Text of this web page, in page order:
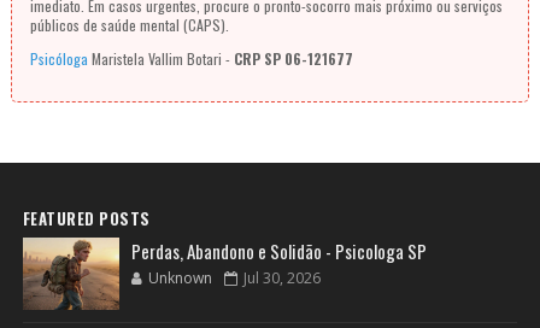
imediato. Em casos urgentes, procure o pronto-socorro mais próximo ou serviços
públicos de saúde mental (CAPS).
Psicóloga Maristela Vallim Botari - CRP SP 06-121677
FEATURED POSTS
Perdas, Abandono e Solidão - Psicologa SP
Unknown Jul 30, 2026